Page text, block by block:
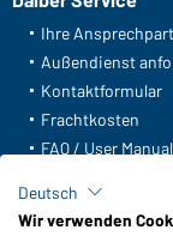
Ihre
Außendienst
Kontaktformular
Frachtkosten
FAQ / User Manual
Meldeportal nach
Deutsch
Wir verwenden